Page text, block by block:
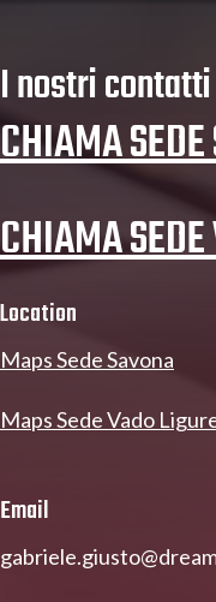
I nostri contatti
CHIAMA
CHIAMA
Location
Maps Sede Savona
Maps Sede Vado
Email